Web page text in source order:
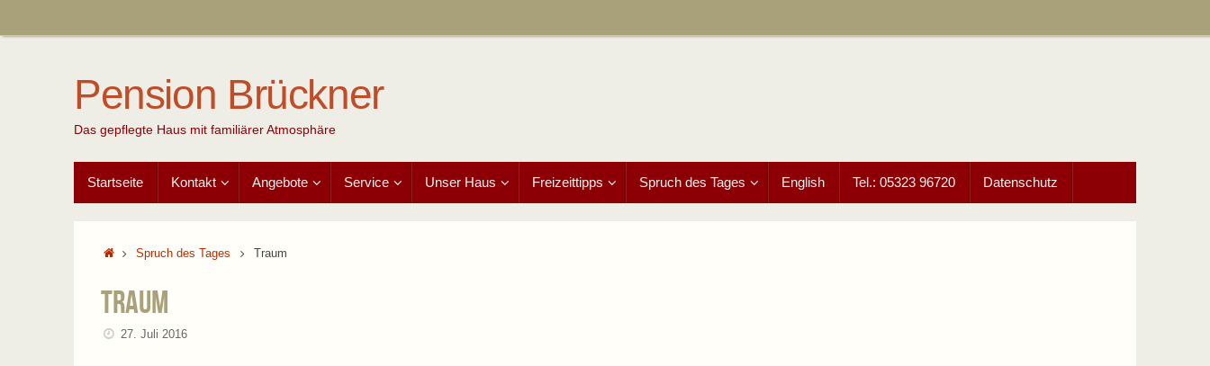
Pension Brückner
Das gepflegte Haus mit familiärer Atmosphäre
Inhalt
springen
Startseite Kontakt Angebote Service Unser Haus Freizeittipps Spruch des Tages English Tel.: 05323 96720 Datenschutz
StartSpruch des Tages Traum
Traum
27. Juli 2016